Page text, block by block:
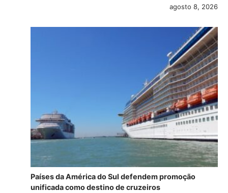
agosto 8, 2026
Países da América do Sul defendem promoção
unificada como destino de cruzeiros